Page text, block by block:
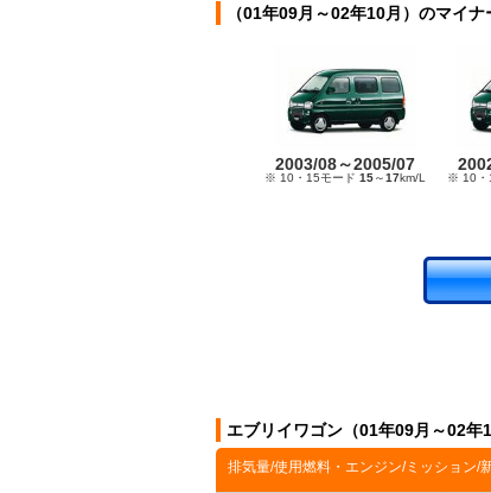
（01年09月～02年10月）のマイ
2003/08～2005/07
※ 10・15モード 15～17km/L ※ 10・
エブリイワゴン（01年09月～02年
排気量/使用燃料・エンジン/ミッション/